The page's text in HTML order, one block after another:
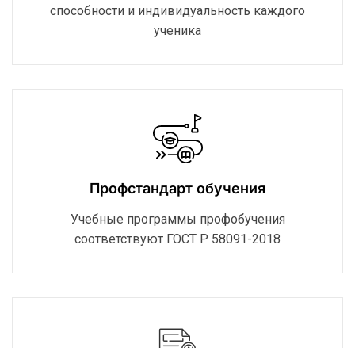
способности и индивидуальность каждого
ученика
Профстандарт обучения
Учебные программы профобучения
соответствуют ГОСТ Р 58091-2018